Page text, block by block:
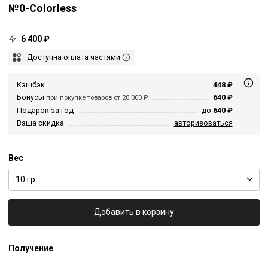
№0-Colorless
6 400 ₽
Доступна оплата частями
Кэшбэк
448 ₽
Бонусы при покупке товаров от 20 000 ₽
640 ₽
Подарок за год
до 640 ₽
Ваша скидка
авторизоваться
Вес
10 гр
Добавить в корзину
Получение